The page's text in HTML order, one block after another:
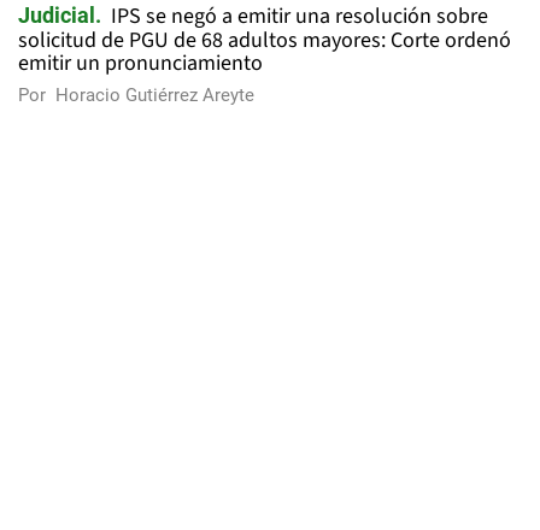
Judicial
IPS se negó a emitir una resolución sobre
solicitud de PGU de 68 adultos mayores: Corte ordenó
emitir un pronunciamiento
Por Horacio Gutiérrez Areyte